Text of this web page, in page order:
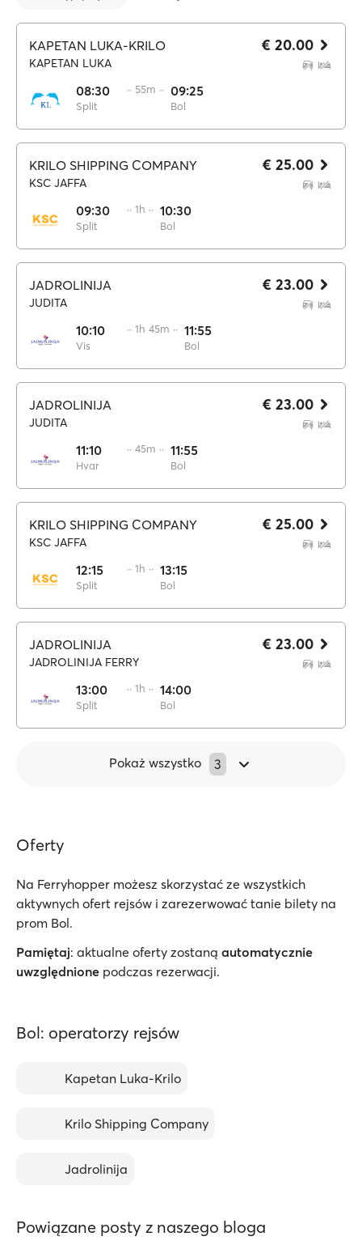
KAPETAN LUKA-KRILO
KAPETAN LUKA
08:30
Split
·· 55m ·· 09:25
Bol
€ 20.00
KRILO SHIPPING COMPANY
KSC JAFFA
09:30
Split
·· 1h ·· 10:30
Bol
€ 25.00
JADROLINIJA
JUDITA
10:10
Vis
·· 1h 45m ·· 11:55
Bol
€ 23.00
JADROLINIJA
JUDITA
11:10
Hvar
·· 45m ·· 11:55
Bol
€ 23.00
KRILO SHIPPING COMPANY
KSC JAFFA
12:15
Split
·· 1h ·· 13:15
Bol
€ 25.00
JADROLINIJA
JADROLINIJA FERRY
13:00
Split
·· 1h ·· 14:00
Bol
€ 23.00
Pokaż wszystko 3
Oferty
Na Ferryhopper możesz skorzystać ze wszystkich
aktywnych ofert rejsów i zarezerwować tanie bilety na
prom Bol.
Pamiętaj: aktualne oferty zostaną automatycznie
uwzględnione podczas rezerwacji.
Bol: operatorzy rejsów
Kapetan Luka-Krilo
Krilo Shipping Company
Jadrolinija
Powiązane posty z naszego bloga